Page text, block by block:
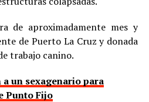
de aproximadamente mes y
de Puerto La Cruz y donada
trabajo canino.
un sexagenario para
Punto Fijo